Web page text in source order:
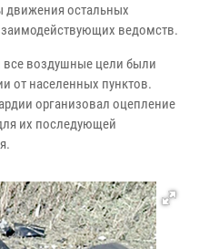
движения остальных
ведомств.
воздушные цели были
от населенных пунктов.
организовал оцепление
их последующей